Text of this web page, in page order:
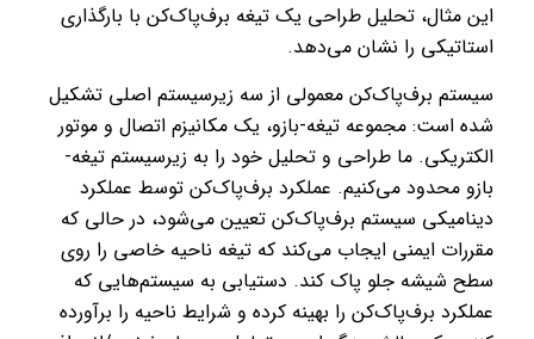
این مثال، تحلیل طراحی یک تیغه برف‌پاک‌کن با بارگذاری
استاتیکی را نشان می‌دهد.
سیستم برف‌پاک‌کن معمولی از سه زیرسیستم اصلی تشکیل
شده است: مجموعه تیغه-بازو، یک مکانیزم اتصال و موتور
الکتریکی. ما طراحی و تحلیل خود را به زیرسیستم تیغه-
بازو محدود می‌کنیم. عملکرد برف‌پاک‌کن توسط عملکرد
دینامیکی سیستم برف‌پاک‌کن تعیین می‌شود، در حالی که
مقررات ایمنی ایجاب می‌کند که تیغه ناحیه خاصی را روی
سطح شیشه جلو پاک کند. دستیابی به سیستم‌هایی که
عملکرد برف‌پاک‌کن را بهینه کرده و شرایط ناحیه را برآورده